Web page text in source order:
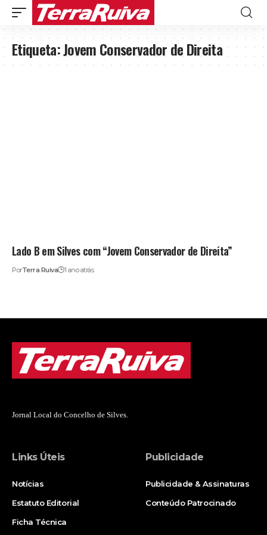
Etiqueta:Jovem Conservador de Direita
Lado B em Silves com “Jovem Conservador de Direita”
PorTerra Ruiva 1 ano atrás
Jornal Local do Concelho de Silves.
Links Úteis
Notícias
Estatuto Editorial
Ficha Técnica
Publicidade
Publicidade & Assinaturas
Conteúdo Patrocinado